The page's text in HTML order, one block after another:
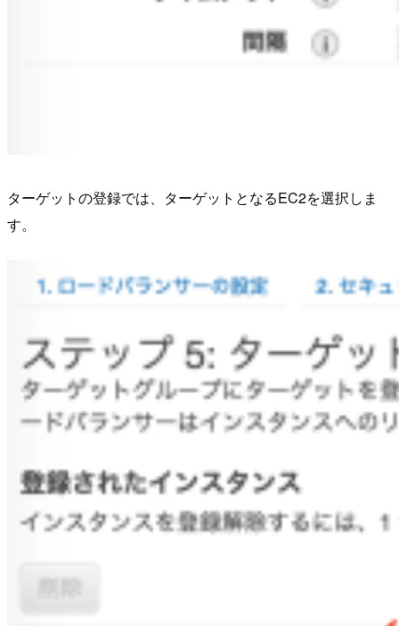
ターゲットの登録では、ターゲットとなるEC2を選択しま
す。